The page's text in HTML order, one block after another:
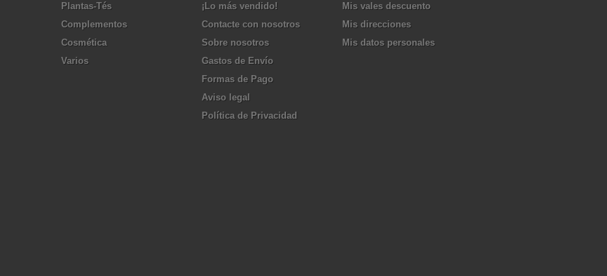
Plantas-Tés
Complementos
Cosmética
Varios
¡Lo más vendido!
Contacte con nosotros
Sobre nosotros
Gastos de Envío
Formas de Pago
Aviso legal
Política de Privacidad
Mis vales descuento
Mis direcciones
Mis datos personales